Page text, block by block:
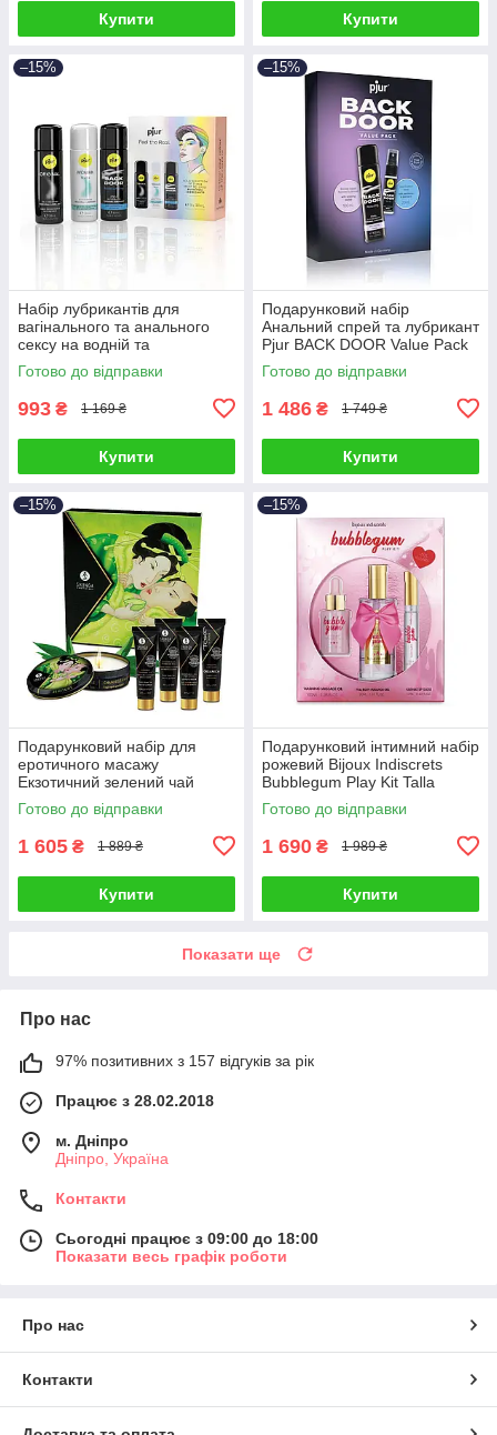
Купити Купити
–15%
Набір лубрикантів для
вагінального та анального
сексу на водній та
силіконовій основах Рjur
Pride Box 3 штуки по 30 мл
Готово до відправки
993 ₴ 1 169 ₴
Купити
–15%
Подарунковий набір
Анальний спрей та лубрикант
Рjur BACK DOOR Value Pack
Talla
Готово до відправки
1 486 ₴ 1 749 ₴
Купити
–15%
Подарунковий набір для
еротичного масажу
Екзотичний зелений чай
Shunga GEISHAS SECRETS
ORGANICA-Exotic Green Tea
Готово до відправки
1 605 ₴ 1 889 ₴
Купити
–15%
Подарунковий інтимний набір
рожевий Bijoux Indiscrets
Bubblegum Play Kit Talla
Готово до відправки
1 690 ₴ 1 989 ₴
Купити
Показати ще
Про нас
97% позитивних з 157 відгуків за рік
Працює з 28.02.2018
м. Дніпро
Дніпро, Україна
Контакти
Сьогодні працює з 09:00 до 18:00
Показати весь графік роботи
Про нас
Контакти